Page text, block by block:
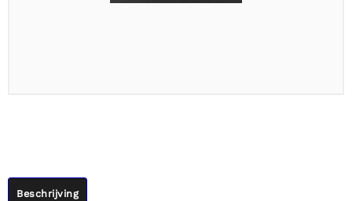
Beschrijving